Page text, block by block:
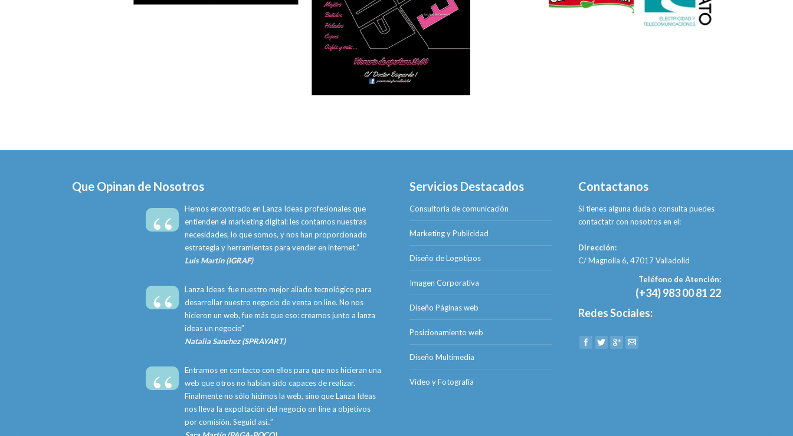
Que Opinan de Nosotros
“
Hemos encontrado en Lanza Ideas profesionales que
entienden el marketing digital: les contamos nuestras
necesidades, lo que somos, y nos han proporcionado
estrategia y herramientas para vender en internet.”
Luis Martín (IGRAF)
“
Lanza Ideas fue nuestro mejor aliado tecnológico para
desarrollar nuestro negocio de venta on line. No nos
hicieron un web, fue más que eso: creamos junto a lanza
ideas un negocio”
Natalia Sanchez (SPRAYART)
“
Entramos en contacto con ellos para que nos hicieran una
web que otros no habían sido capaces de realizar.
Finalmente no sólo hicimos la web, sino que Lanza Ideas
nos lleva la expoltación del negocio on line a objetivos
por comisión. Seguid así..”
Servicios Destacados
Consultoría de comunicación
Marketing y Publicidad
Diseño de Logotipos
Imagen Corporativa
Diseño Páginas web
Posicionamiento web
Diseño Multimedia
Video y Fotografía
Contactanos
Si tienes alguna duda o consulta puedes
contactatr con nosotros en el:
Dirección:
C/ Magnolia 6, 47017 Valladolid
Teléfono de Atención:
(+34) 983 00 81 22
Redes Sociales:
Find us on: